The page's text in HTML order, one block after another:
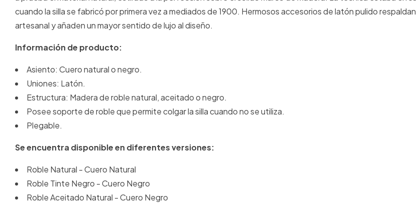
cuando la silla se fabricó por primera vez a mediados de 1900. Hermosos accesorios de latón pulido
artesanal y añaden un mayor sentido de lujo al diseño.
Información de producto:
Asiento: Cuero natural o negro.
Uniones: Latón.
Estructura: Madera de roble natural, aceitado o negro.
Posee soporte de roble que permite colgar la silla cuando no se utiliza.
Plegable.
Se encuentra disponible en diferentes versiones:
Roble Natural - Cuero Natural
Roble Tinte Negro - Cuero Negro
Roble Aceitado Natural - Cuero Negro